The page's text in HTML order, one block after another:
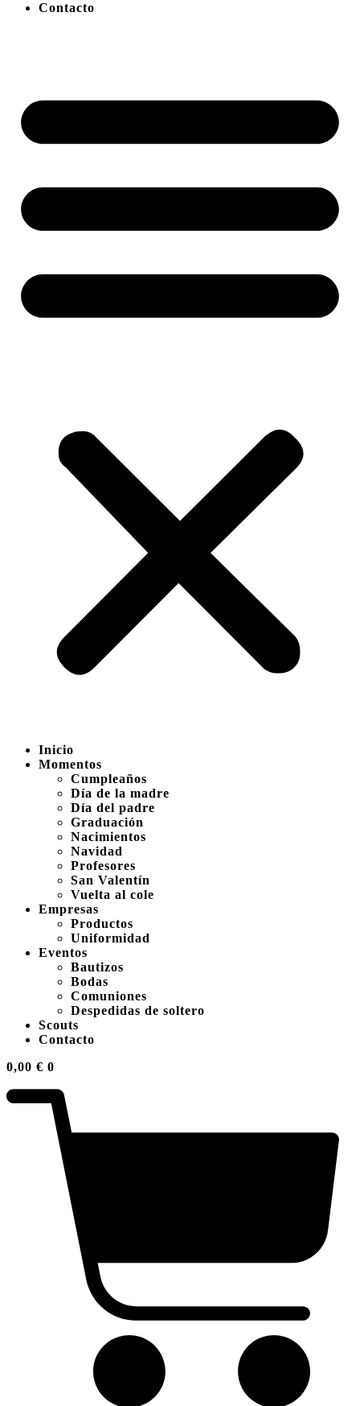
Contacto
Inicio
Momentos
Cumpleaños
Día de la madre
Día del padre
Graduación
Nacimientos
Navidad
Profesores
San Valentín
Vuelta al cole
Empresas
Productos
Uniformidad
Eventos
Bautizos
Bodas
Comuniones
Despedidas de soltero
Scouts
Contacto
0,00 € 0